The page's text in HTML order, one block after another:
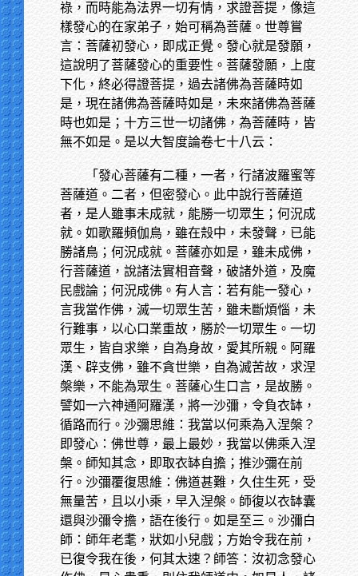
祿，而時能為法界一切有情，求證菩提，像這
樣發心的在家弟子，始可稱為菩薩。世尊嘗
言：菩薩初發心，即成正覺。發心就是發願，
這說明了菩薩發心的重要性。菩薩發願，上度
下化，終必得證菩提，過去諸佛為菩薩時如
是，現在諸佛為菩薩時如是，未來諸佛為菩薩
時也如是；十方三世一切諸佛，為菩薩時，皆
無不如是。是以大智度論卷七十八云：
「發心菩薩有二種，一者，行諸波羅蜜等
菩薩道。二者，但密發心。此中說行菩薩道
者，是人雖事未成就，能勝一切眾生；何況成
就。如歌羅頻伽鳥，雖在殼中，未發聲，已能
勝諸鳥；何況成就。菩薩亦如是，雖未成佛，
行菩薩道，說諸法實相音聲，破諸外道，及魔
民戲論；何況成佛。有人言：若有能一發心，
言我當作佛，滅一切眾生苦，雖未斷煩惱，未
行難事，以心口業重故，勝於一切眾生。一切
眾生，皆自求樂，自為身故，愛其所親。阿羅
漢、辟支佛，雖不貪世樂，自為滅苦故，求涅
槃樂，不能為眾生。菩薩心生口言，是故勝。
譬如一六神通阿羅漢，將一沙彌，令負衣缽，
循路而行。沙彌思維：我當以何乘為入涅槃？
即發心：佛世尊，最上最妙，我當以佛乘入涅
槃。師知其念，即取衣缽自擔；推沙彌在前
行。沙彌覆復思維：佛道甚難，久住生死，受
無量苦，且以小乘，早入涅槃。師復以衣缽囊
還與沙彌令擔，語在後行。如是至三。沙彌白
師：師年老耄，狀如小兒戲；方始令我在前，
已復令我在後，何其太速？師答：汝初念發心